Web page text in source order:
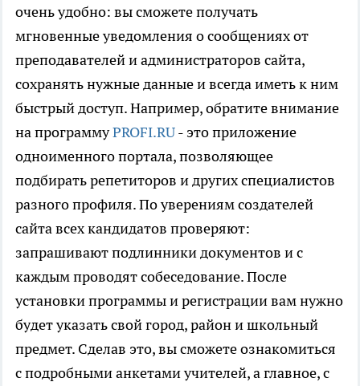
очень удобно: вы сможете получать
мгновенные уведомления о сообщениях от
преподавателей и администраторов сайта,
сохранять нужные данные и всегда иметь к ним
быстрый доступ. Например, обратите внимание
на программуPROFI.RU- это приложение
одноименного портала, позволяющее
подбирать репетиторов и других специалистов
разного профиля. По уверениям создателей
сайта всех кандидатов проверяют:
запрашивают подлинники документов и с
каждым проводят собеседование. После
установки программы и регистрации вам нужно
будет указать свой город, район и школьный
предмет. Сделав это, вы сможете ознакомиться
с подробными анкетами учителей, а главное, с